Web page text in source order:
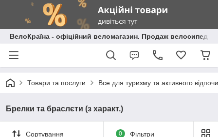
ВелоКраїна - офіційний веломагазин. Продаж велосипедів
Товари та послуги Все для туризму та активного
Брелки та браслєти (з характ.)
Сортування 0 Фільтри